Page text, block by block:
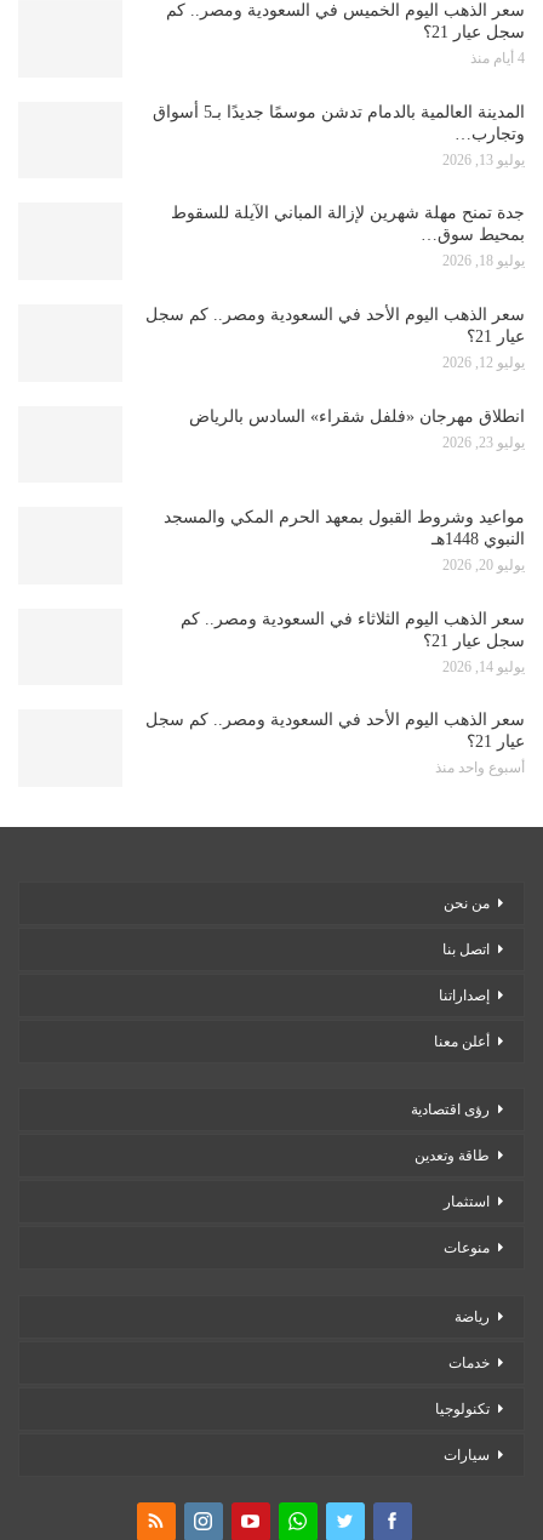
سعر الذهب اليوم الخميس في السعودية ومصر.. كم
سجل عيار 21؟
4 أيام منذ
المدينة العالمية بالدمام تدشن موسمًا جديدًا بـ5 أسواق
وتجارب…
يوليو 13, 2026
جدة تمنح مهلة شهرين لإزالة المباني الآيلة للسقوط
بمحيط سوق…
يوليو 18, 2026
سعر الذهب اليوم الأحد في السعودية ومصر.. كم سجل
عيار 21؟
يوليو 12, 2026
انطلاق مهرجان «فلفل شقراء» السادس بالرياض
يوليو 23, 2026
مواعيد وشروط القبول بمعهد الحرم المكي والمسجد
النبوي 1448هـ
يوليو 20, 2026
سعر الذهب اليوم الثلاثاء في السعودية ومصر.. كم
سجل عيار 21؟
يوليو 14, 2026
سعر الذهب اليوم الأحد في السعودية ومصر.. كم سجل
عيار 21؟
أسبوع واحد منذ
من نحن
اتصل بنا
إصداراتنا
أعلن معنا
رؤى اقتصادية
طاقة وتعدين
استثمار
منوعات
رياضة
خدمات
تكنولوجيا
سيارات